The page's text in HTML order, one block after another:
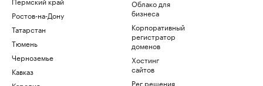
Ростов-на-Дону
Татарстан
Тюмень
Черноземье
Кавказ
Облако для
бизнеса
Корпоративный
регистратор
доменов
Хостинг
сайтов
Рег.решения